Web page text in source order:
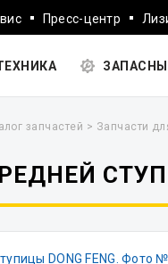
Пресс-центр
запчастей > Запчасти